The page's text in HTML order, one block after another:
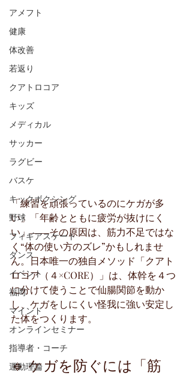
アメフト
健康
体改善
若返り
クアトロコア
キッズ
メディカル
サッカー
ラグビー
バスケ
キックボクシング
野球
フィギアスケート
ダンス
イベント
福岡
マインド
オンラインセミナー
指導者・コーチ
運動理論
「練習を頑張っているのにケガが多
い」「年齢とともに疲労が抜けにく
い」――その原因は、筋力不足ではな
く“体の使い方のズレ”かもしれませ
ん。日本唯一の独自メソッド「クアト
ロコア（４×CORE）」は、体幹を４つ
に分けて使うことで仙腸関節を動か
し、ケガをしにくい怪我に強い安定し
た体をつくります。
🔹 ケガを防ぐには「筋